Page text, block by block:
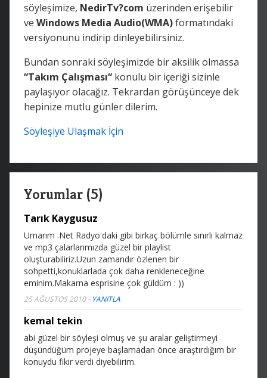
söyleşimize, NedirTv?com üzerinden erişebilir
ve Windows Media Audio(WMA)formatındaki
versiyonunu indirip dinleyebilirsiniz.
Bundan sonraki söyleşimizde bir aksilik olmassa
“Takım Çalışması“ konulu bir içeriği sizinle
paylaşıyor olacağız. Tekrardan görüşünceye dek
hepinize mutlu günler dilerim.
Söyleşiye Ulaşmak İçin
Yorumlar (5)
Tarık Kaygusuz
Umarım .Net Radyo'daki gibi birkaç bölümle sınırlı kalmaz
ve mp3 çalarlarımızda güzel bir playlist
oluşturabiliriz.Uzun zamandır özlenen bir
sohpetti,konuklarlada çok daha renkleneceğine
eminim.Makarna esprisine çok güldüm : ))
25 AĞUSTOS 2010- YANITLA
kemal tekin
abi güzel bir söyleşi olmuş ve şu aralar geliştirmeyi
düşündüğüm projeye başlamadan önce araştırdığım bir
konuydu fikir verdi diyebilirim.